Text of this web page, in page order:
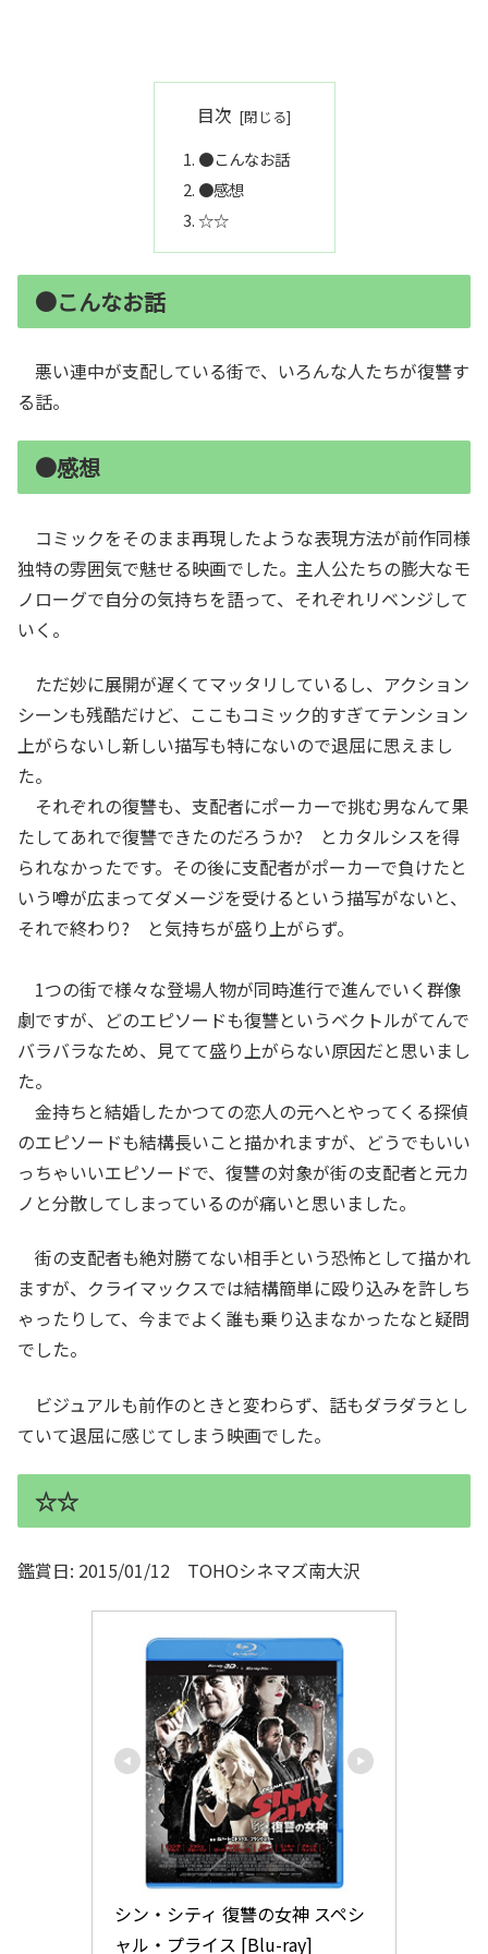
目次
●こんなお話
●感想
☆☆
●こんなお話
悪い連中が支配している街で、いろんな人たちが復讐す
る話。
●感想
コミックをそのまま再現したような表現方法が前作同様
独特の雰囲気で魅せる映画でした。主人公たちの膨大なモ
ノローグで自分の気持ちを語って、それぞれリベンジして
いく。
ただ妙に展開が遅くてマッタリしているし、アクション
シーンも残酷だけど、ここもコミック的すぎてテンション
上がらないし新しい描写も特にないので退屈に思えまし
た。
それぞれの復讐も、支配者にポーカーで挑む男なんて果
たしてあれで復讐できたのだろうか? とカタルシスを得
られなかったです。その後に支配者がポーカーで負けたと
いう噂が広まってダメージを受けるという描写がないと、
それで終わり? と気持ちが盛り上がらず。
1つの街で様々な登場人物が同時進行で進んでいく群像
劇ですが、どのエピソードも復讐というベクトルがてんで
バラバラなため、見てて盛り上がらない原因だと思いまし
た。
金持ちと結婚したかつての恋人の元へとやってくる探偵
のエピソードも結構長いこと描かれますが、どうでもいい
っちゃいいエピソードで、復讐の対象が街の支配者と元カ
ノと分散してしまっているのが痛いと思いました。
街の支配者も絶対勝てない相手という恐怖として描かれ
ますが、クライマックスでは結構簡単に殴り込みを許しち
ゃったりして、今までよく誰も乗り込まなかったなと疑問
でした。
ビジュアルも前作のときと変わらず、話もダラダラとし
ていて退屈に感じてしまう映画でした。
☆☆
鑑賞日: 2015/01/12 TOHOシネマズ南大沢
シン・シティ 復讐の女神 スペシ
ャル・プライス [Blu-ray]